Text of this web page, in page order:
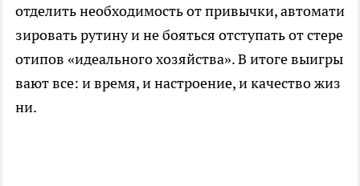
отделить необходимость от привычки, автомати
зировать рутину и не бояться отступать от стере
отипов «идеального хозяйства». В итоге выигры
вают все: и время, и настроение, и качество жиз
ни.